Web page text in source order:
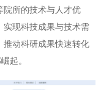
院所的技术与人才优
实现科技成果与技术需
推动科研成果快速转化
起。